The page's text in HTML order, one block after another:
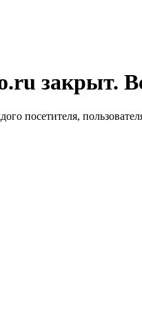
закрыт.
посетителя,